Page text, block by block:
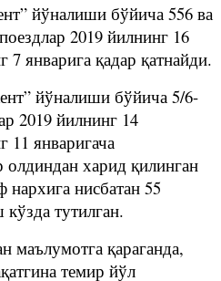
йўналиши бўйича 556 ва
2019 йилнинг 16
7 январига қадар қатнайди.
йўналиши бўйича 5/6-
2019 йилнинг 14
11 январигача
олдиндан харид қилинган
нархига нисбатан 55
тутилган.
маълумотга қараганда,
темир йўл